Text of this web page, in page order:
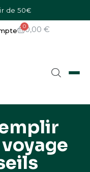
de 50€
0,00 €